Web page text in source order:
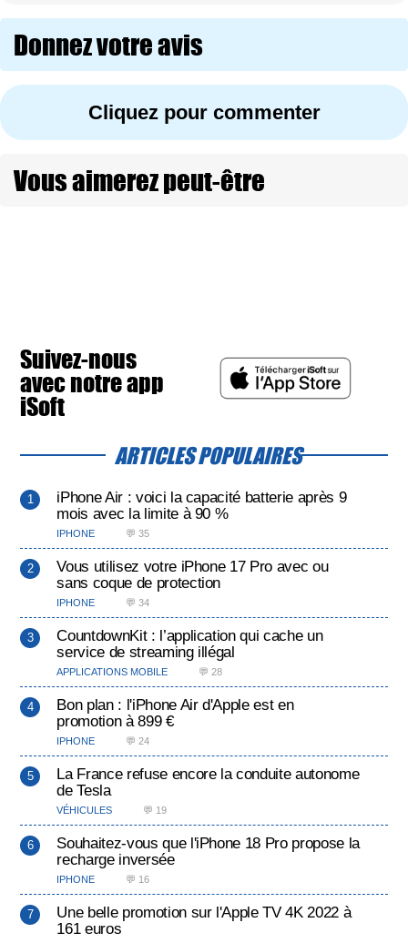
Donnez votre avis
Cliquez pour commenter
Vous aimerez peut-être
Suivez-nous
avec notre app
iSoft
ARTICLES POPULAIRES
iPhone Air : voici la capacité batterie après 9
mois avec la limite à 90 %
IPHONE 💬 35
Vous utilisez votre iPhone 17 Pro avec ou
sans coque de protection
IPHONE 💬 34
CountdownKit : l’application qui cache un
service de streaming illégal
APPLICATIONS MOBILE 💬 28
Bon plan : l'iPhone Air d'Apple est en
promotion à 899 €
IPHONE 💬 24
La France refuse encore la conduite autonome
de Tesla
VÉHICULES 💬 19
Souhaitez-vous que l'iPhone 18 Pro propose la
recharge inversée
IPHONE 💬 16
Une belle promotion sur l'Apple TV 4K 2022 à
161 euros